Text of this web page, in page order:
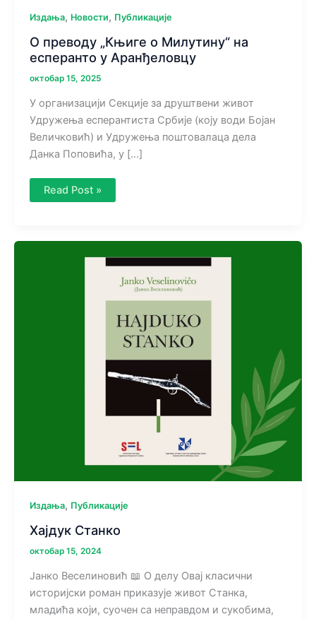
Издања, Новости, Публикације
О преводу „Књиге о Милутину“ на
есперанто у Аранђеловцу
октобар 15, 2025
У организацији Секције за друштвени живот
Удружења есперантиста Србије (коју води Бојан
Величковић) и Удружења поштовалаца дела
Данка Поповића, у […]
О
преводу
на
Аранђеловцу
Read Post »
Издања, Публикације
Хајдук Станко
октобар 15, 2024
Јанко Веселиновић 📖 О делу Овај класични
историјски роман приказује живот Станка,
младића који, суочен са неправдом и сукобима,